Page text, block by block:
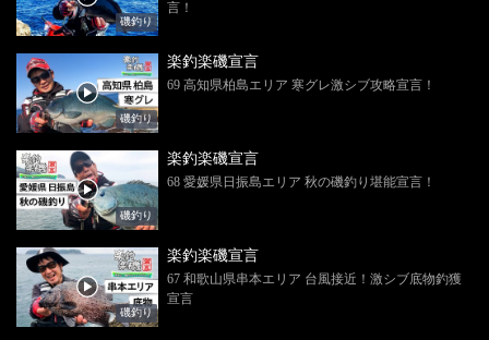
磯釣り
言！
磯釣り
楽釣楽磯宣言
69 高知県柏島エリア 寒グレ激シブ攻略宣言！
磯釣り
楽釣楽磯宣言
68 愛媛県日振島エリア 秋の磯釣り堪能宣言！
磯釣り
楽釣楽磯宣言
67 和歌山県串本エリア 台風接近！激シブ底物釣獲
宣言